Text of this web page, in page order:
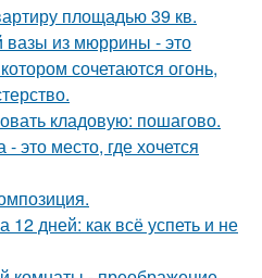
площадью 39 кв.
вазы из мюррины - это
сочетаются огонь,
кладовую: пошагово.
это место, где хочется
12 дней: как всё успеть и не